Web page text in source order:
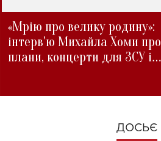
«Мрію про велику родину»:
інтерв'ю Михайла Хоми про
плани, концерти для ЗСУ і
ДОСЬЄ